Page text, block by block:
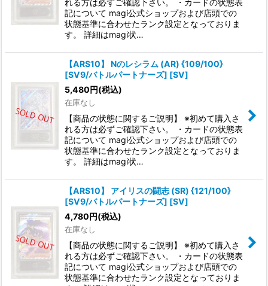
れる方は必ずご確認下さい。 ・カードの状態表
記について magi公式ショップおよび店頭での
状態基準に合わせたランク設定となっておりま
す。 詳細はmagi状…
【ARS10】 Nのレシラム (AR) {109/100}
[SV9/バトルパートナーズ] [SV]
5,480円(税込)
在庫なし
【商品の状態に関するご説明】 ※初めて購入さ
れる方は必ずご確認下さい。 ・カードの状態表
記について magi公式ショップおよび店頭での
状態基準に合わせたランク設定となっておりま
す。 詳細はmagi状…
【ARS10】 アイリスの闘志 (SR) {121/100}
[SV9/バトルパートナーズ] [SV]
4,780円(税込)
在庫なし
【商品の状態に関するご説明】 ※初めて購入さ
れる方は必ずご確認下さい。 ・カードの状態表
記について magi公式ショップおよび店頭での
状態基準に合わせたランク設定となっておりま